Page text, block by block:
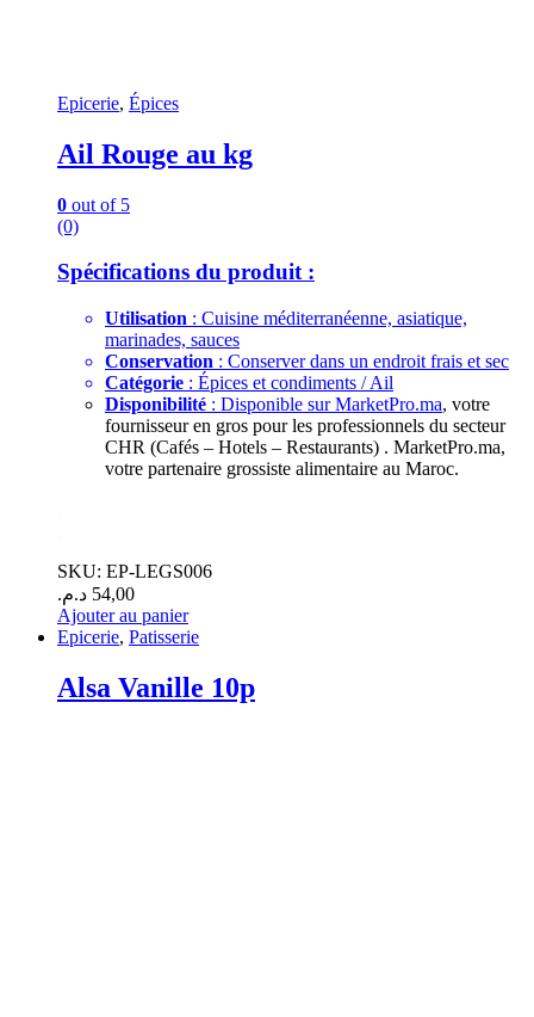
Epicerie, Épices
Ail Rouge au kg
0 out of 5
(0)
Spécifications du produit :
Utilisation : Cuisine méditerranéenne, asiatique,
marinades, sauces
Conservation : Conserver dans un endroit frais et sec
Catégorie : Épices et condiments / Ail
Disponibilité : Disponible surMarketPro.ma, votre
fournisseur en gros pour les professionnels du secteur
CHR (Cafés – Hotels – Restaurants) . MarketPro.ma,
votre partenaire grossiste alimentaire au Maroc.
SKU: EP-LEGS006
54,00 د.م.
Ajouter au panier
Epicerie, Patisserie
Alsa Vanille 10p